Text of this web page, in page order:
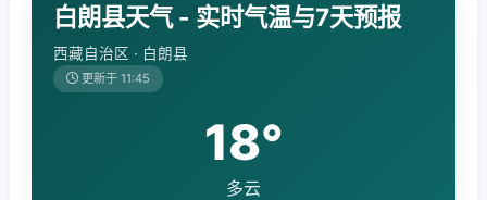
白朗县天气 - 实时气温与7天预报
西藏自治区 · 白朗县
更新于 11:45
18°
多云